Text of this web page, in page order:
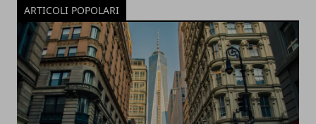
ARTICOLI POPOLARI